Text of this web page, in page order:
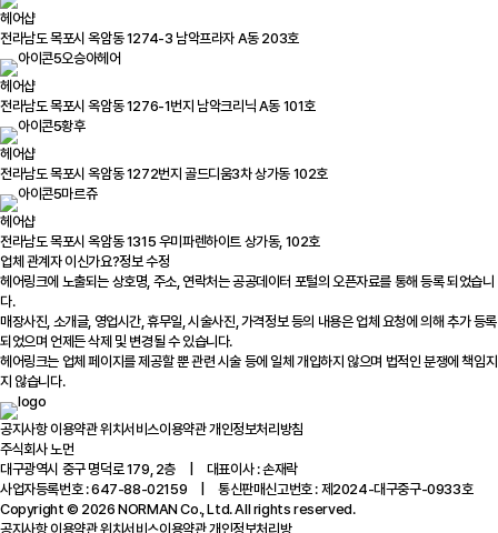
헤어샵
전라남도 목포시 옥암동 1274-3 남악프라자 A동 203호
오승아헤어
헤어샵
전라남도 목포시 옥암동 1276-1번지 남악크리닉 A동 101호
황후
헤어샵
전라남도 목포시 옥암동 1272번지 골드디움3차 상가동 102호
마르쥬
헤어샵
전라남도 목포시 옥암동 1315 우미파렌하이트 상가동, 102호
업체 관계자 이신가요?정보 수정
헤어링크에 노출되는 상호명, 주소, 연락처는 공공데이터 포털의 오픈자료를 통해 등록 되었습니
다.
매장사진, 소개글, 영업시간, 휴무일, 시술사진, 가격정보 등의 내용은 업체 요청에 의해 추가 등록
되었으며 언제든 삭제 및 변경될 수 있습니다.
헤어링크는 업체 페이지를 제공할 뿐 관련 시술 등에 일체 개입하지 않으며 법적인 분쟁에 책임지
지 않습니다.
공지사항이용약관위치서비스이용약관개인정보처리방침
주식회사 노먼
대구광역시 중구 명덕로 179, 2층 | 대표이사 : 손재락
사업자등록번호 : 647-88-02159 | 통신판매신고번호 : 제2024-대구중구-0933호
Copyright © 2026 NORMAN Co., Ltd. All rights reserved.
공지사항이용약관위치서비스이용약관개인정보처리방